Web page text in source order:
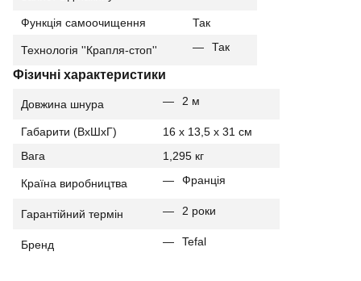
Функція самоочищення Так
Технологія ''Крапля-стоп'' Так
Фізичні характеристики
Довжина шнура 2 м
Габарити (ВхШхГ)
16 x 13,5 x 31 см
Вага
1,295 кг
Країна виробництва Франція
Гарантійний термін 2 роки
Бренд Tefal